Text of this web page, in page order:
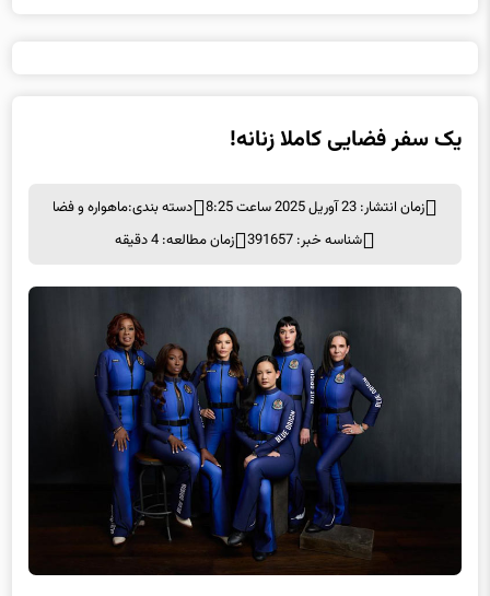
یک سفر فضایی کاملا زنانه!
زمان انتشار: 23 آوریل 2025 ساعت 8:25 دسته بندی:ماهواره و فضا
شناسه خبر: 391657
زمان مطالعه: 4 دقیقه